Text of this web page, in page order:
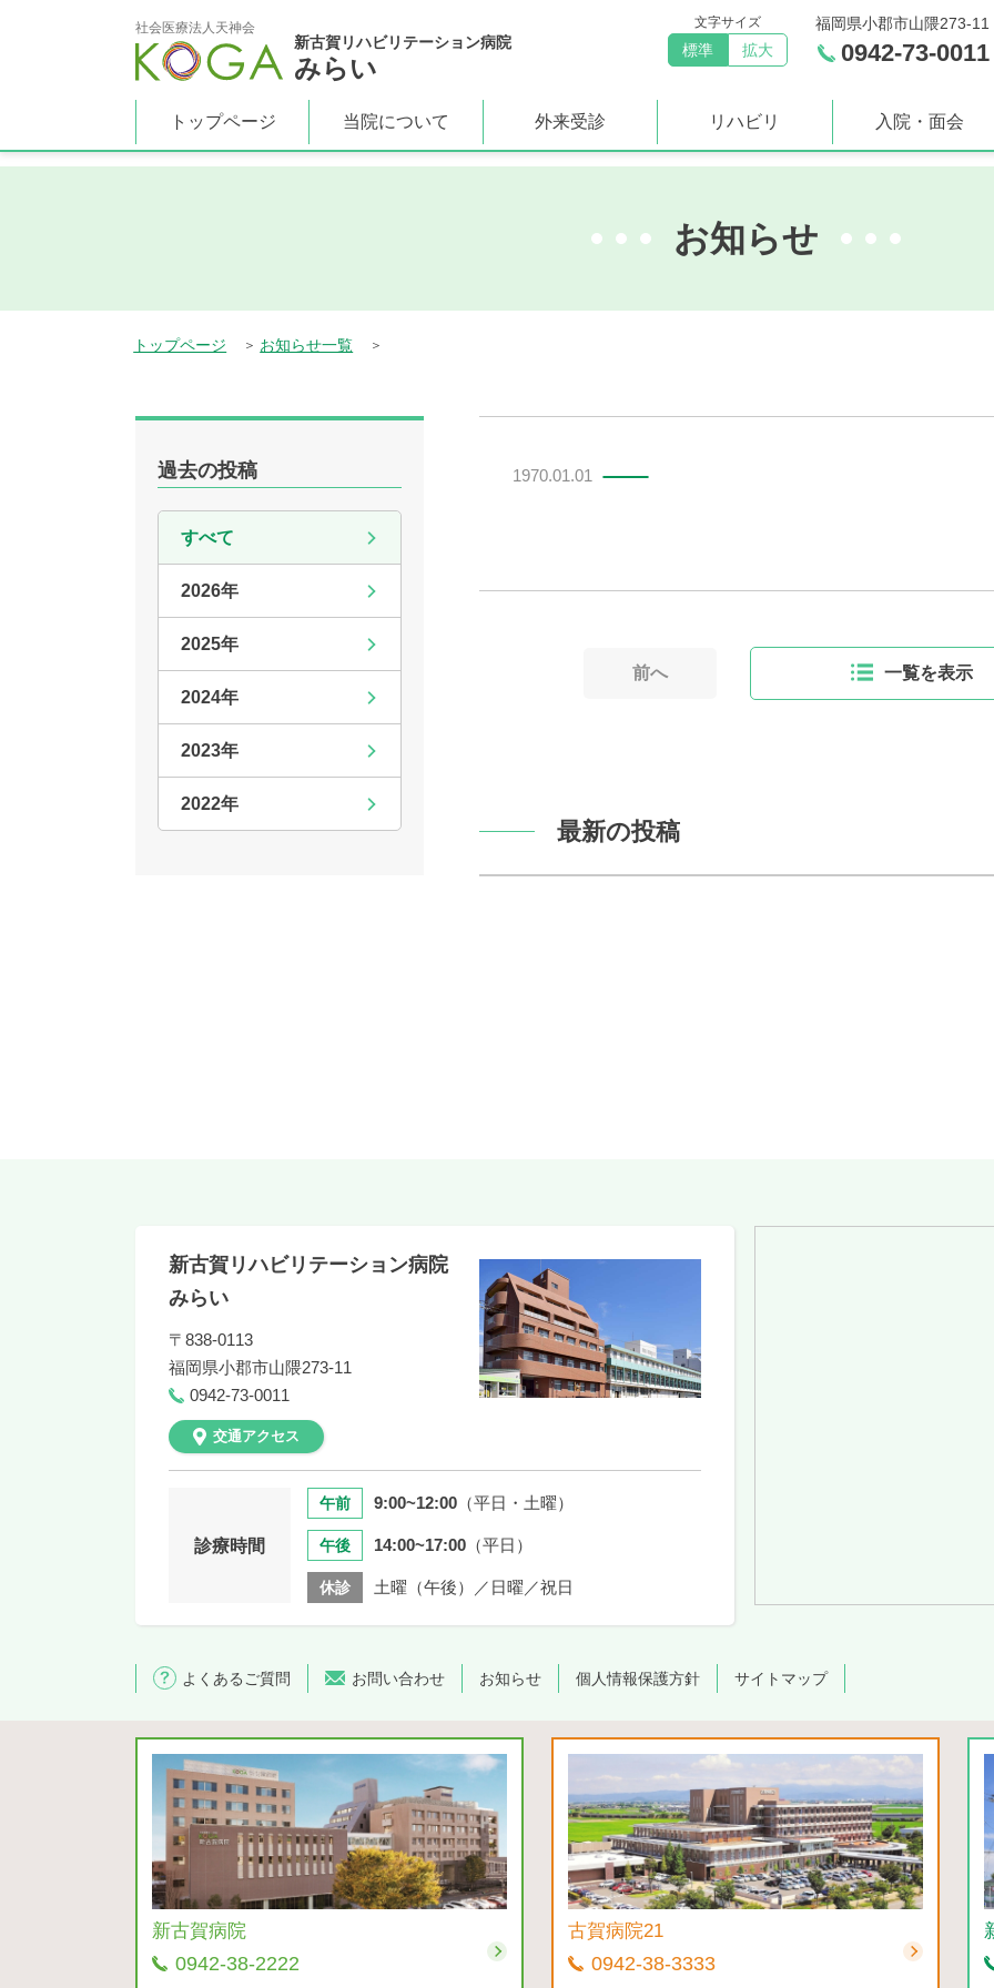
社会医療法人天神会
新古賀リハビリテーション病院
みらい
文字サイズ
標準 拡大
福岡県小郡市山隈273-11
0942-73-0011
トップページ 当院について 外来受診 リハビリ 入院・面会
お知らせ
トップページ お知らせ一覧
過去の投稿
すべて
2026年
2025年
2024年
2023年
2022年
1970.01.01
前へ 一覧を表示
最新の投稿
新古賀リハビリテーション病院
みらい
〒838-0113
福岡県小郡市山隈273-11
0942-73-0011
交通アクセス
診療時間
午前 9:00~12:00 （平日・土曜）
午後 14:00~17:00 （平日）
休診 土曜（午後）／日曜／祝日
よくあるご質問 お問い合わせ お知らせ 個人情報保護方針 サイトマップ
新古賀病院
0942-38-2222
古賀病院21
0942-38-3333